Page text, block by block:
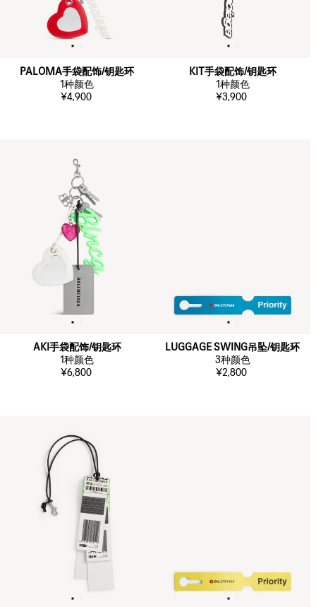
PALOMA手袋配饰/钥匙环
1种颜色
¥4,900
KIT手袋配饰/钥匙环
1种颜色
¥3,900
AKI手袋配饰/钥匙环
1种颜色
¥6,800
LUGGAGE SWING吊坠/钥匙环
3种颜色
¥2,800